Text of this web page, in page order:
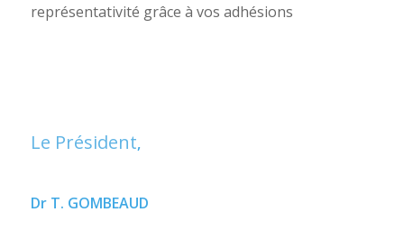
représentativité grâce à vos adhésions
Le Président,
Dr T. GOMBEAUD